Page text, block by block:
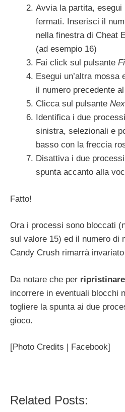
Avvia la partita, esegui
fermati. Inserisci il
nella finestra di Cheat
(ad esempio 16)
Fai click sul pulsante
Esegui un’altra
il numero precedente
Clicca sul pulsante
Identifica i due
sinistra, selezionali e
basso con la freccia
Disattiva i due
spunta accanto alla
Fatto!
Ora i processi sono bloccati
sul valore 15) ed il numero di
Candy Crush rimarrà
Da notare che per ripristinare
incorrere in eventuali blocchi
togliere la spunta ai due
gioco.
[Photo Credits | Facebook]
Related Posts: